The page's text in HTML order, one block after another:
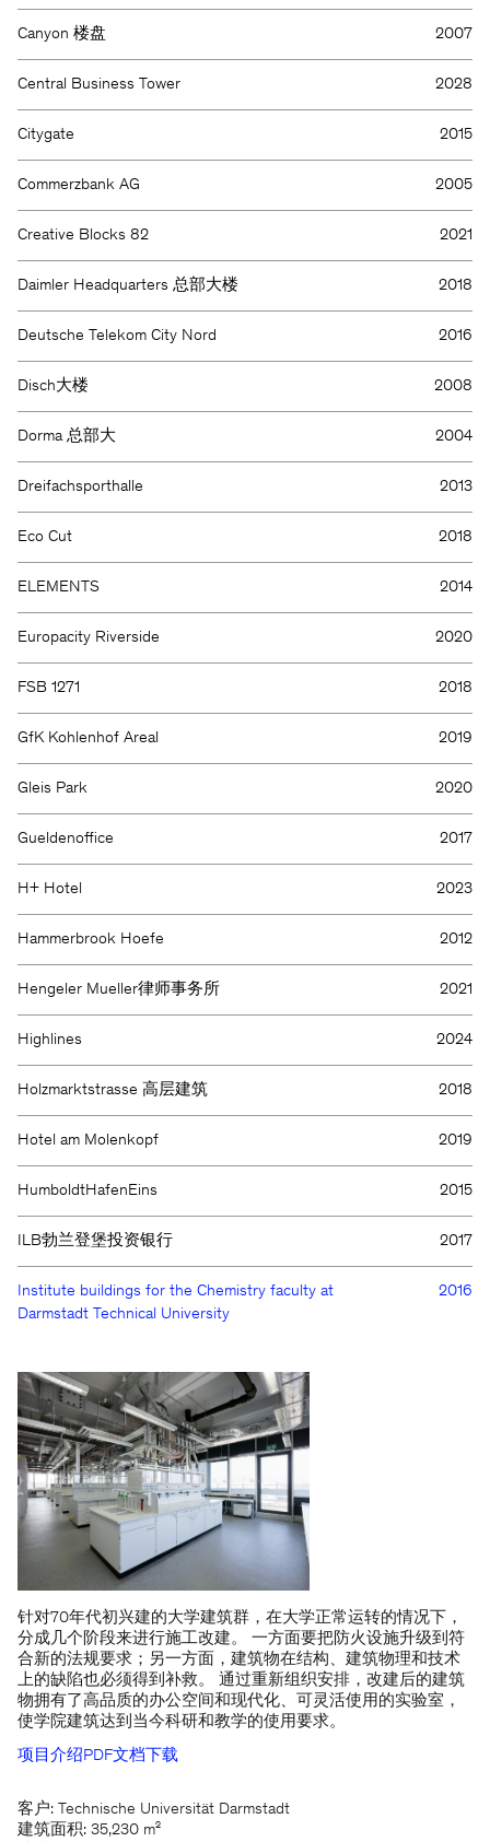
Canyon 楼盘 2007
Central Business Tower 2028
Citygate 2015
Commerzbank AG 2005
Creative Blocks 82 2021
Daimler Headquarters 总部大楼 2018
Deutsche Telekom City Nord 2016
Disch大楼 2008
Dorma 总部大 2004
Dreifachsporthalle 2013
Eco Cut 2018
ELEMENTS 2014
Europacity Riverside 2020
FSB 1271 2018
GfK Kohlenhof Areal 2019
Gleis Park 2020
Gueldenoffice 2017
H+ Hotel 2023
Hammerbrook Hoefe 2012
Hengeler Mueller律师事务所 2021
Highlines 2024
Holzmarktstrasse 高层建筑 2018
Hotel am Molenkopf 2019
HumboldtHafenEins 2015
ILB勃兰登堡投资银行 2017
Institute buildings for the Chemistry faculty at
Darmstadt Technical University
2016
针对70年代初兴建的大学建筑群，在大学正常运转的情况下，
分成几个阶段来进行施工改建。 一方面要把防火设施升级到符
合新的法规要求；另一方面，建筑物在结构、建筑物理和技术
上的缺陷也必须得到补救。 通过重新组织安排，改建后的建筑
物拥有了高品质的办公空间和现代化、可灵活使用的实验室，
使学院建筑达到当今科研和教学的使用要求。
项目介绍PDF文档下载
客户: Technische Universität Darmstadt
建筑面积: 35,230 m²